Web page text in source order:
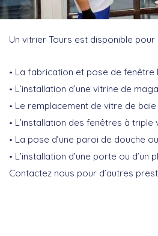
Un vitrier Tours est disponible pour :
La fabrication et pose de fenêtre
L’installation d’une vitrine de
Le remplacement de vitre de
L’installation des fenêtres à triple
La pose d’une paroi de douche
L’installation d’une porte ou d’un
Contactez nous pour d’autres